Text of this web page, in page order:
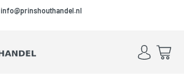
Skip to main content
Skip to footer
info@prinshouthandel.nl
Account